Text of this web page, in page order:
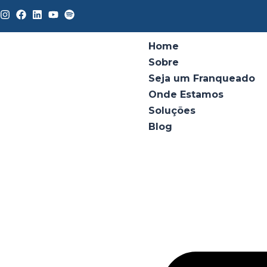
Home
Sobre
Seja um Franqueado
Onde Estamos
Soluções
Blog